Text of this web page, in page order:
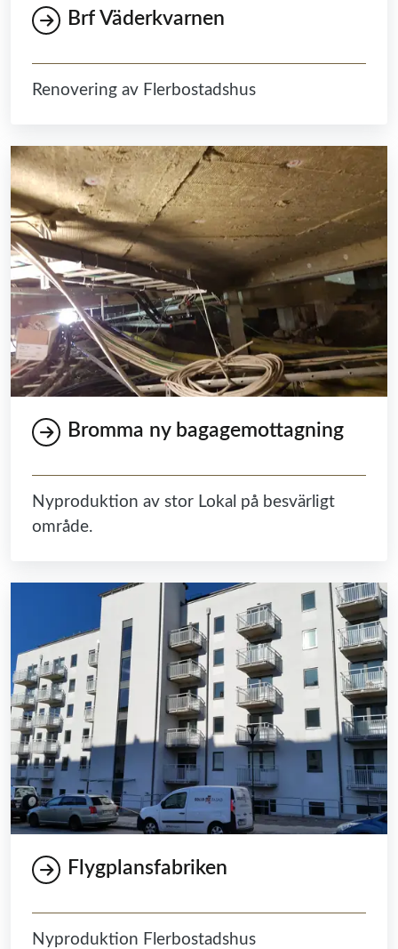
Brf Väderkvarnen
Renovering av Flerbostadshus
Bromma ny bagagemottagning
Nyproduktion av stor Lokal på besvärligt
område.
Flygplansfabriken
Nyproduktion Flerbostadshus